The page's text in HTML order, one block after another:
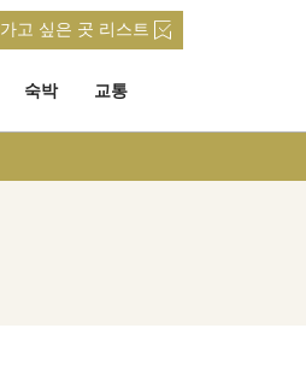
가고 싶은 곳 리스트
숙박 교통